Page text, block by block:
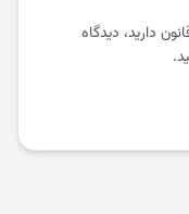
دارید، دیدگاه